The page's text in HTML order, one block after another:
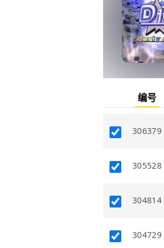
编号
306379
305528
304814
304729